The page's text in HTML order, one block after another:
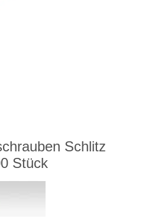
Schlitz
Stück